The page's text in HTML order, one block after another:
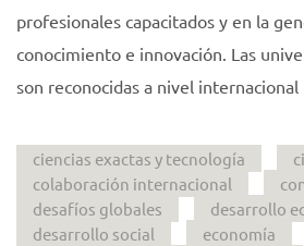
profesionales capacitados y en la
conocimiento e innovación. Las
son reconocidas a nivel
ciencias exactas y tecnología
colaboración internacional
desafíos globales
desarrollo
desarrollo social
economía